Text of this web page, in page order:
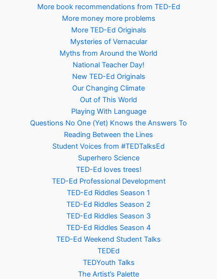
More book recommendations from TED-Ed
More money more problems
More TED-Ed Originals
Mysteries of Vernacular
Myths from Around the World
National Teacher Day!
New TED-Ed Originals
Our Changing Climate
Out of This World
Playing With Language
Questions No One (Yet) Knows the Answers To
Reading Between the Lines
Student Voices from #TEDTalksEd
Superhero Science
TED-Ed loves trees!
TED-Ed Professional Development
TED-Ed Riddles Season 1
TED-Ed Riddles Season 2
TED-Ed Riddles Season 3
TED-Ed Riddles Season 4
TED-Ed Weekend Student Talks
TEDEd
TEDYouth Talks
The Artist’s Palette